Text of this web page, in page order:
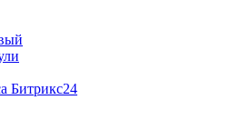
Битрикс24